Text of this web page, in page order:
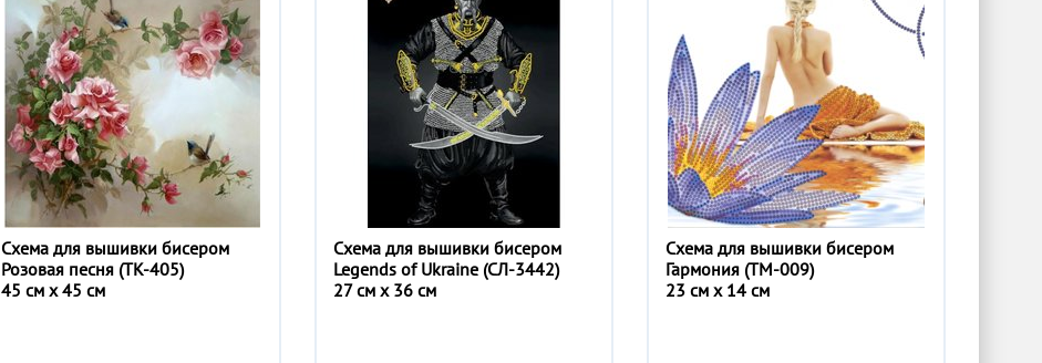
Схема для вышивки бисером
Розовая песня (ТК-405)
45 см x 45 см
Схема для вышивки бисером
Legends of Ukraine (СЛ-3442)
27 см x 36 см
Схема для вышивки бисером
Гармония (ТМ-009)
23 см x 14 см